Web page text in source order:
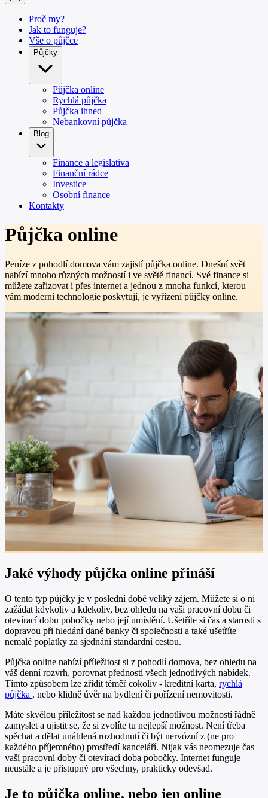
Proč my?
Jak to funguje?
Vše o půjčce
Půjčky
Půjčka online
Rychlá půjčka
Půjčka ihned
Nebankovní půjčka
Blog
Finance a legislativa
Finanční rádce
Investice
Osobní finance
Kontakty
Půjčka online
Peníze z pohodlí domova vám zajistí půjčka online. Dnešní svět
nabízí mnoho různých možností i ve světě financí. Své finance si
můžete zařizovat i přes internet a jednou z mnoha funkcí, kterou
vám moderní technologie poskytují, je vyřízení půjčky online.
Jaké výhody půjčka online přináší
O tento typ půjčky je v poslední době veliký zájem. Můžete si o ni
zažádat kdykoliv a kdekoliv, bez ohledu na vaši pracovní dobu či
otevírací dobu pobočky nebo její umístění. Ušetříte si čas a starosti s
dopravou při hledání dané banky či společnosti a také ušetříte
nemalé poplatky za sjednání standardní cestou.
Půjčka online nabízí příležitost si z pohodlí domova, bez ohledu na
váš denní rozvrh, porovnat přednosti všech jednotlivých nabídek.
Tímto způsobem lze zřídit téměř cokoliv - kreditní karta, rychlá
půjčka , nebo klidně úvěr na bydlení či pořízení nemovitosti.
Máte skvělou příležitost se nad každou jednotlivou možností řádně
zamyslet a ujistit se, že si zvolíte tu nejlepší možnost. Není třeba
spěchat a dělat unáhlená rozhodnutí či být nervózní z (ne pro
každého příjemného) prostředí kanceláří. Nijak vás neomezuje čas
vaší pracovní doby či otevírací doba pobočky. Internet funguje
neustále a je přístupný pro všechny, prakticky odevšad.
Je to půjčka online, nebo jen online